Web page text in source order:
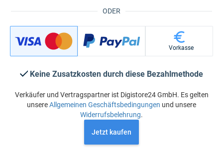
ODER
Vorkasse
Keine Zusatzkosten durch diese Bezahlmethode
Verkäufer und Vertragspartner ist Digistore24 GmbH. Es gelten
unsereAllgemeinen Geschäftsbedingungen und unsere
Widerrufsbelehrung.
Jetzt kaufen